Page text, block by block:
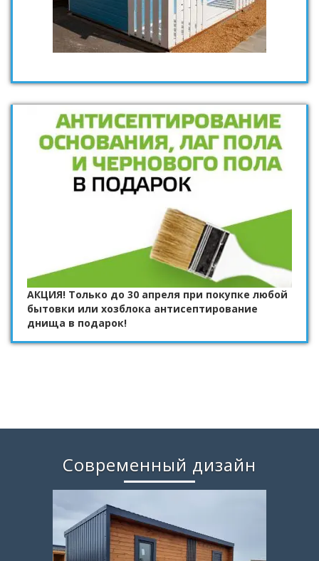
АКЦИЯ! Только до 30 апреля при покупке любой
бытовки или хозблока антисептирование
днища в подарок!
Современный дизайн